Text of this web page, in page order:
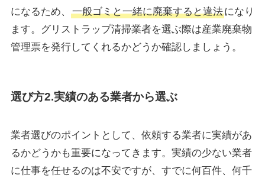
になるため、
一般ゴミと一緒に廃棄すると違法になり
ます。グリストラップ清掃業者を選ぶ際は産業廃棄物
管理票を発行してくれるかどうか確認しましょう。
選び方2.実績のある業者から選ぶ
業者選びのポイントとして、依頼する業者に実績があ
るかどうかも重要になってきます。実績の少ない業者
に仕事を任せるのは不安ですが、すでに何百件、何千